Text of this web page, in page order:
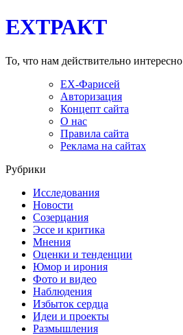
EXТРАКТ
То, что нам действительно интересно
EX-Фарисей
Авторизация
Концепт сайта
О нас
Правила сайта
Реклама на сайтах
Рубрики
Исследования
Новости
Созерцания
Эссе и критика
Мнения
Оценки и тенденции
Юмор и ирония
Фото и видео
Наблюдения
Избыток сердца
Идеи и проекты
Размышления